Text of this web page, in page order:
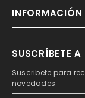
INFORMACIÓN
SUSCRÍBETE
Suscribete para
novedades